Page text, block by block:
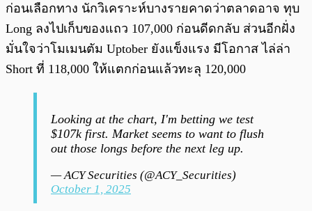
ก่อนเลือกทาง นักวิเคราะห์บางรายคาดว่าตลาดอาจ ทุบ
Long ลงไปเก็บของแถว 107,000 ก่อนดีดกลับ ส่วนอีกฝั่ง
มั่นใจว่าโมเมนตัม Uptober ยังแข็งแรง มีโอกาส ไล่ล่า
Short ที่ 118,000 ให้แตกก่อนแล้วทะลุ 120,000
Looking at the chart, I'm betting we test
$107k first. Market seems to want to flush
out those longs before the next leg up.
— ACY Securities (@ACY_Securities)
October 1, 2025